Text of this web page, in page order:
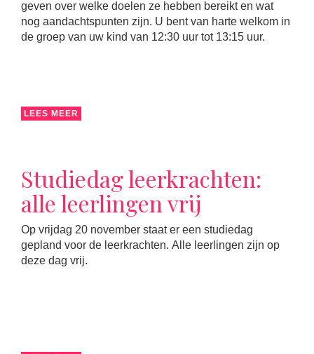
geven over welke doelen ze hebben bereikt en wat
nog aandachtspunten zijn. U bent van harte welkom in
de groep van uw kind van 12:30 uur tot 13:15 uur.
LEES MEER
Studiedag leerkrachten:
alle leerlingen vrij
Op vrijdag 20 november staat er een studiedag
gepland voor de leerkrachten. Alle leerlingen zijn op
deze dag vrij.